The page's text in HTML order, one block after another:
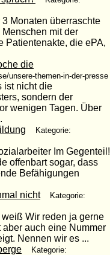
Monaten überraschte
mit der
Patientenakte, die ePA,
die
unsere-themen-in-der-presse
ist nicht die
sondern der
wenigen Tagen. Über
Kategorie:
Im Gegenteil!
offenbart sogar, dass
Befähigungen
nicht
Kategorie:
Wir reden ja gerne
auch eine Nummer
Nennen wir es ...
Kategorie: